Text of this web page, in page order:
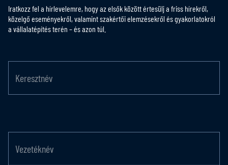
Iratkozz fel a hírlevelemre, hogy az elsők között értesülj a friss hírekről,
közelgő eseményekről, valamint szakértői elemzésekről és gyakorlatokról
a vállalatépítés terén – és azon túl.